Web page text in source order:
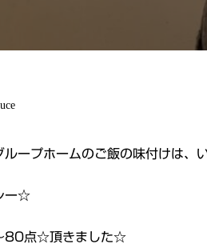
ループホームのご飯の味付けは、
ー☆
80点☆頂きました☆